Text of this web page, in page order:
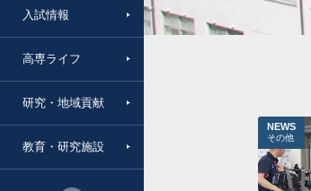
入試情報
高専ライフ
研究・地域貢献
教育・研究施設
NEWS
その他